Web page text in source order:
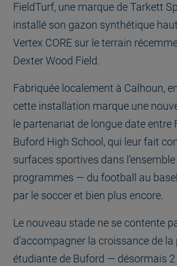
FieldTurf, une marque de Tarkett
installé son gazon synthétique
Vertex CORE sur le terrain
Dexter Wood Field.
Fabriquée localement à Calhoun,
cette installation marque une
le partenariat de longue date entre
Buford High School, qui leur fait
surfaces sportives dans l’ensemble
programmes — du football au
par le soccer et bien plus encore.
Le nouveau stade ne se contente
d’accompagner la croissance de
étudiante de Buford — désormais